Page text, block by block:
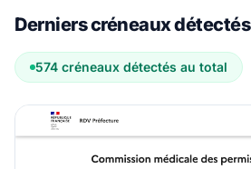
Derniers créneaux détectés
574 créneaux détectés au total